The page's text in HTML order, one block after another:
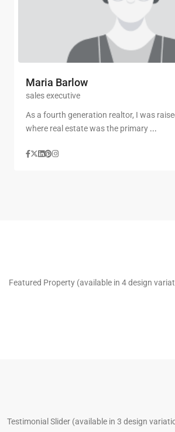
Maria Barlow
sales executive
As a fourth generation realtor, I was
where real estate was the primary ...
Featured Property (available in 4 design
Testimonial Slider (available in 3 design